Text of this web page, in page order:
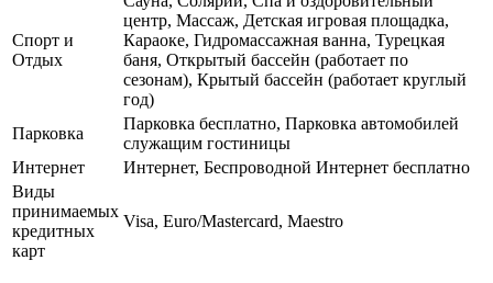
Спорт и
Отдых
центр, Массаж, Детская игровая площадка,
Караоке, Гидромассажная ванна, Турецкая
баня, Открытый бассейн (работает по
сезонам), Крытый бассейн (работает круглый
год)
Парковка
Парковка бесплатно, Парковка автомобилей
служащим гостиницы
Интернет
Интернет, Беспроводной Интернет бесплатно
Виды
принимаемых
кредитных
карт
Visa, Euro/Mastercard, Maestro